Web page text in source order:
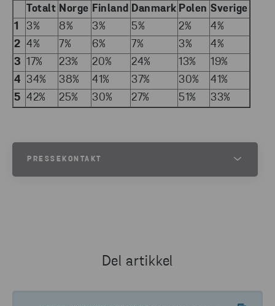
Totalt Norge Finland Danmark Polen Sverige
1
3% 8% 3% 5% 2%
4%
2 4% 7% 6% 7% 3%
4%
3 17% 23% 20% 24% 13%
19%
4 34% 38% 41% 37% 30%
41%
5 42% 25% 30% 27% 51% 33%
PRESSEKONTAKT
Del artikkel